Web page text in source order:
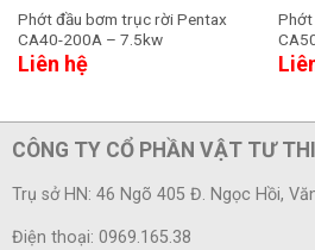
Phớt đầu bơm trục rời Pentax
CA40-200A – 7.5kw
Liên hệ
Phớt
CÔNG TY CỔ PHẦN VẬT TƯ
Trụ sở HN: 46 Ngõ 405 Đ. Ngọc Hồi,
Điện thoại: 0969.165.38